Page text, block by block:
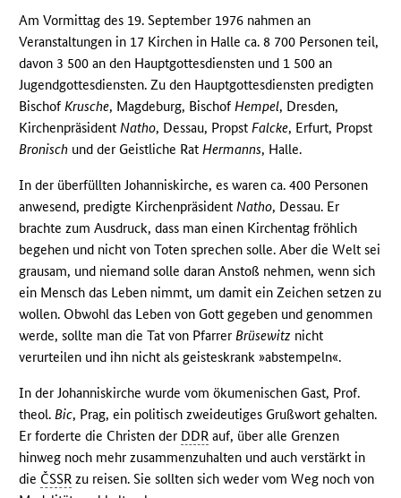
Am Vormittag des 19. September 1976 nahmen an
Veranstaltungen in 17 Kirchen in Halle ca. 8 700 Personen teil,
davon 3 500 an den Hauptgottesdiensten und 1 500 an
Jugendgottesdiensten. Zu den Hauptgottesdiensten predigten
BischofKrusche, Magdeburg, BischofHempel, Dresden,
KirchenpräsidentNatho, Dessau, PropstFalcke, Erfurt, Propst
Bronisch und der Geistliche RatHermanns, Halle.
In der überfüllten Johanniskirche, es waren ca. 400 Personen
anwesend, predigte KirchenpräsidentNatho, Dessau. Er
brachte zum Ausdruck, dass man einen Kirchentag fröhlich
begehen und nicht von Toten sprechen solle. Aber die Welt sei
grausam, und niemand solle daran Anstoß nehmen, wenn sich
ein Mensch das Leben nimmt, um damit ein Zeichen setzen zu
wollen. Obwohl das Leben von Gott gegeben und genommen
werde, sollte man die Tat von PfarrerBrüsewitz nicht
verurteilen und ihn nicht als geisteskrank »abstempeln«.
In der Johanniskirche wurde vom ökumenischen Gast, Prof.
theol.Bic, Prag, ein politisch zweideutiges Grußwort gehalten.
Er forderte die Christen der DDR auf, über alle Grenzen
hinweg noch mehr zusammenzuhalten und auch verstärkt in
die ČSSR zu reisen. Sie sollten sich weder vom Weg noch von